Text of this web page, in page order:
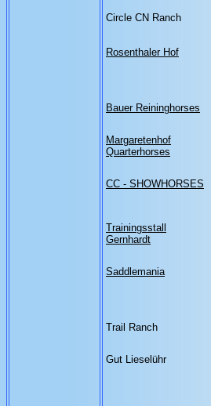
Circle CN Ranch
Rosenthaler Hof
Bauer Reininghorses
Margaretenhof
Quarterhorses
CC - SHOWHORSES
Trainingsstall
Gernhardt
Saddlemania
Trail Ranch
Gut Lieselühr